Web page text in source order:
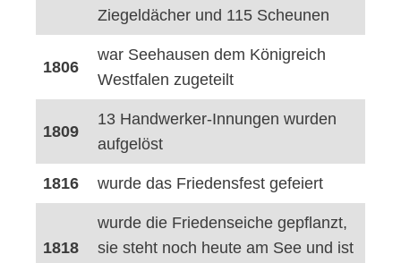
Ziegeldächer und 115 Scheunen
1806
war Seehausen dem Königreich
Westfalen zugeteilt
1809
13 Handwerker-Innungen wurden
aufgelöst
1816 wurde das Friedensfest gefeiert
1818
wurde die Friedenseiche gepflanzt,
sie steht noch heute am See und ist